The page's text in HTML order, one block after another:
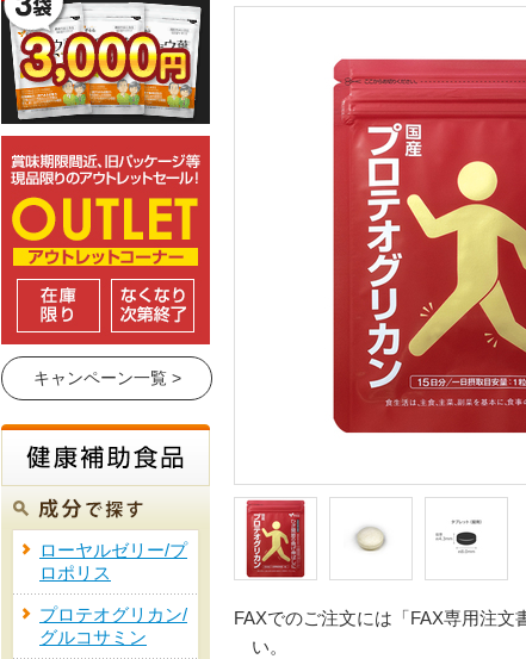
FAXでのご注文には「FAX専用注文
い。
キャンペーン一覧 >
ローヤルゼリー/プ
ロポリス
プロテオグリカン/
グルコサミン